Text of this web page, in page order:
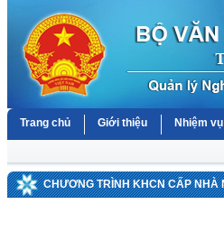
Trang chủ Giới thiệu Nhiệm
CHƯƠNG TRÌNH KHCN CẤP